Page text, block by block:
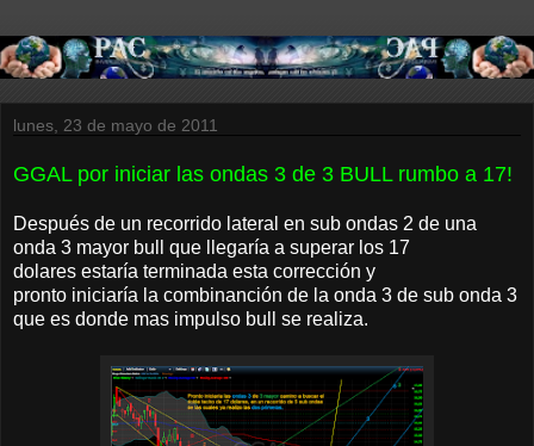
lunes, 23 de mayo de 2011
GGAL por iniciar las ondas 3 de 3 BULL rumbo a 17!
Después de un recorrido lateral en sub ondas 2 de una
onda 3 mayor bull que llegaría a superar los 17
dolares estaría terminada esta corrección y
pronto iniciaría la combinanción de la onda 3 de sub onda 3
que es donde mas impulso bull se realiza.